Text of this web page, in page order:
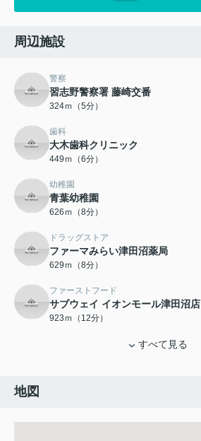
周辺施設
警察
習志野警察署 藤崎交番
324ｍ（5分）
歯科
大木歯科クリニック
449ｍ（6分）
幼稚園
青葉幼稚園
626ｍ（8分）
ドラッグストア
ファーマみらい津田沼薬局
629ｍ（8分）
ファーストフード
サブウェイ イオンモール津田沼店
923ｍ（12分）
すべて見る
地図